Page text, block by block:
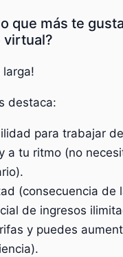
que más te
virtual?
larga!
destaca:
para trabajar
a tu ritmo (no
(consecuencia de
de ingresos
y puedes